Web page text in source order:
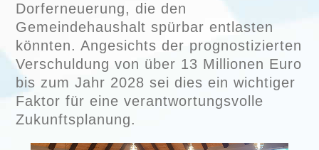
Dorferneuerung, die den
Gemeindehaushalt spürbar entlasten
könnten. Angesichts der prognostizierten
Verschuldung von über 13 Millionen Euro
bis zum Jahr 2028 sei dies ein wichtiger
Faktor für eine verantwortungsvolle
Zukunftsplanung.